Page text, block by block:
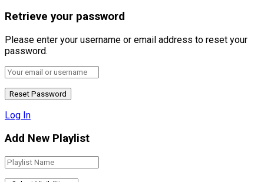
Retrieve your password
Please enter your username or email address to reset your
password.
Log In
Add New Playlist